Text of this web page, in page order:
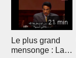
21 min
Le plus grand
mensonge : La